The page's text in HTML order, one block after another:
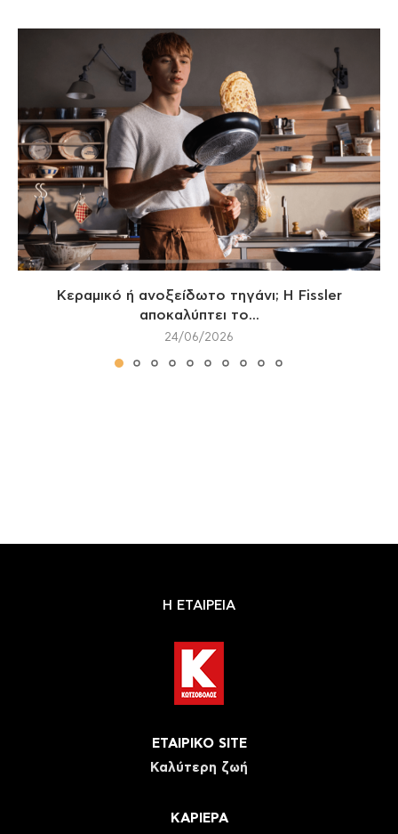
Κεραμικό ή ανοξείδωτο τηγάνι; Η Fissler
αποκαλύπτει το...
24/06/2026
Η ΕΤΑΙΡΕΙΑ
ΕΤΑΙΡΙΚΟ SITE
Καλύτερη ζωή
ΚΑΡΙΕΡΑ